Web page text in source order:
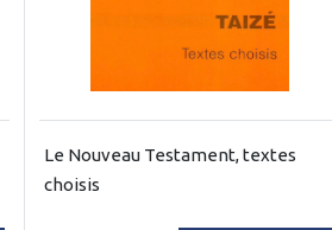
Le Nouveau Testament, textes
choisis